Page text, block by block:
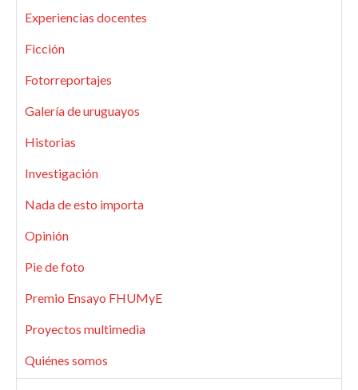
Experiencias docentes
Ficción
Fotorreportajes
Galería de uruguayos
Historias
Investigación
Nada de esto importa
Opinión
Pie de foto
Premio Ensayo FHUMyE
Proyectos multimedia
Quiénes somos